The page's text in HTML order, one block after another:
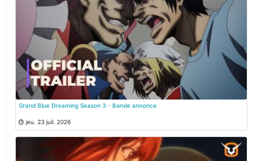
Grand Blue Dreaming Season 3 - Bande annonce
jeu. 23 juil. 2026